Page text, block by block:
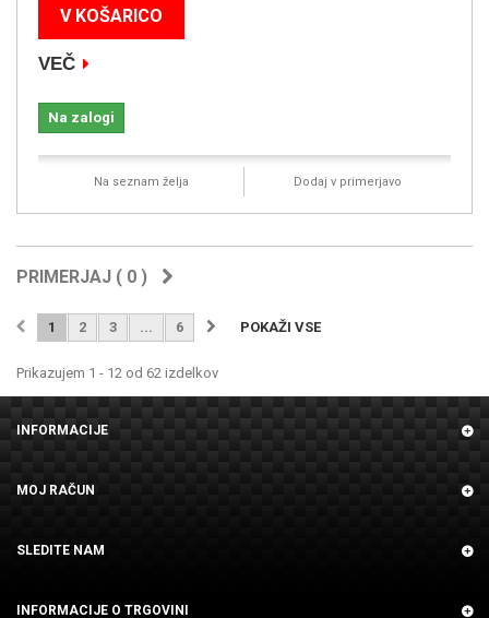
V KOŠARICO
VEČ
Na zalogi
Na seznam želja Dodaj v primerjavo
PRIMERJAJ ( 0 )
POKAŽI VSE
1 2 3 ... 6
Prikazujem 1 - 12 od 62 izdelkov
INFORMACIJE
MOJ RAČUN
SLEDITE NAM
INFORMACIJE O TRGOVINI